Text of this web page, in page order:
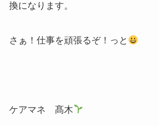
換になります。
さぁ！仕事を頑張るぞ！っと
ケアマネ 髙木